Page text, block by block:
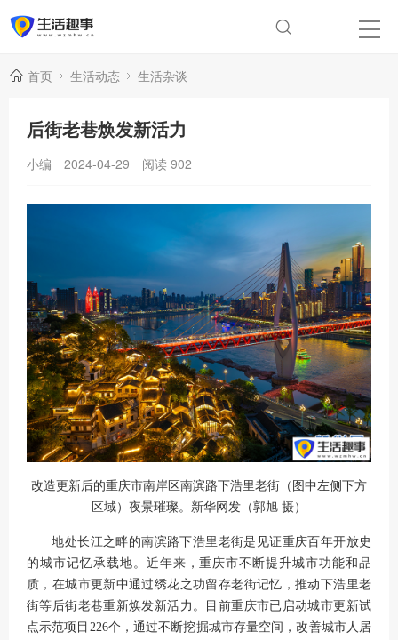
首页 生活动态 生活杂谈
后街老巷焕发新活力
小编 2024-04-29 阅读 902
改造更新后的重庆市南岸区南滨路下浩里老街（图中左侧下方
区域）夜景璀璨。新华网发（郭旭 摄）
地处长江之畔的南滨路下浩里老街是见证重庆百年开放史
的城市记忆承载地。近年来，重庆市不断提升城市功能和品
质，在城市更新中通过绣花之功留存老街记忆，推动下浩里老
街等后街老巷重新焕发新活力。目前重庆市已启动城市更新试
点示范项目226个，通过不断挖掘城市存量空间，改善城市人居